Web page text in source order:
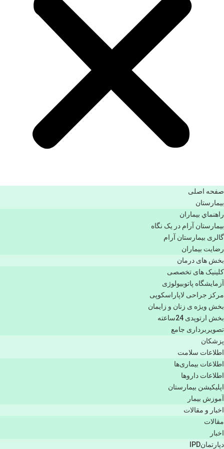
صفحه اصلی
بيمارستان
راهنماي بیماران
بیمارستان آرام در یک نگاه
گالری بیمارستان آرام
رضایت بیماران
بخش های درمان
کلینیک های تخصصی
آزمایشگاه پاتوبیولوژی
مرکز جراحی لاپاراسکوپی
بخش ویژه ی زنان و زایمان
بخش ارتوپدی 24ساعته
تصویربرداری جامع
پزشكان
اطلاعات سلامت
اطلاعات بیماری‌ها
اطلاعات دارو‌ها
اپليكيشن بيمارستان
آموزش بیمار
اخبار و مقالات
مقالات
اخبار
دپارتمانIPD